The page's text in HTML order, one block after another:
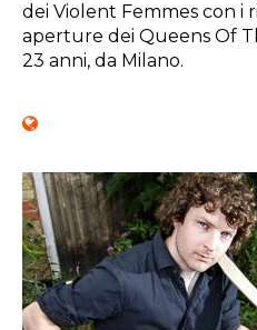
dei Violent Femmes con i
aperture dei Queens Of
23 anni, da Milano.